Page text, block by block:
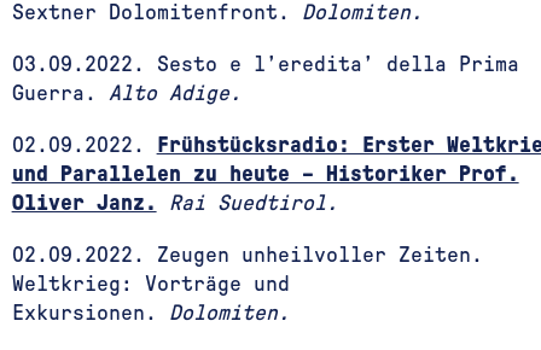
Sextner Dolomitenfront.
Dolomiten.
03.09.2022. Sesto e l’eredita’ della Prima
Guerra.
Alto Adige.
02.09.2022.
Frühstücksradio: Erster
und Parallelen zu heute – Historiker Prof.
Oliver Janz.
Rai Suedtirol.
02.09.2022. Zeugen unheilvoller Zeiten.
Weltkrieg: Vorträge und
Exkursionen.
Dolomiten.